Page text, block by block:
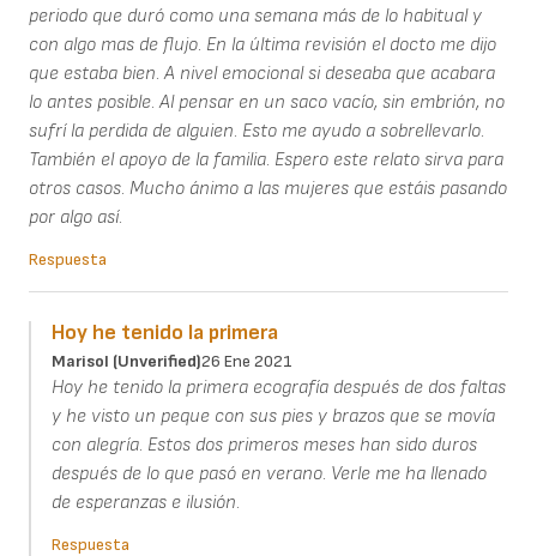
periodo que duró como una semana más de lo habitual y
con algo mas de flujo. En la última revisión el docto me dijo
que estaba bien. A nivel emocional si deseaba que acabara
lo antes posible. Al pensar en un saco vacío, sin embrión, no
sufrí la perdida de alguien. Esto me ayudo a sobrellevarlo.
También el apoyo de la familia. Espero este relato sirva para
otros casos. Mucho ánimo a las mujeres que estáis pasando
por algo así.
Respuesta
Hoy he tenido la primera
Marisol (unverified)26 Ene 2021
Hoy he tenido la primera ecografía después de dos faltas
y he visto un peque con sus pies y brazos que se movía
con alegría. Estos dos primeros meses han sido duros
después de lo que pasó en verano. Verle me ha llenado
de esperanzas e ilusión.
Respuesta